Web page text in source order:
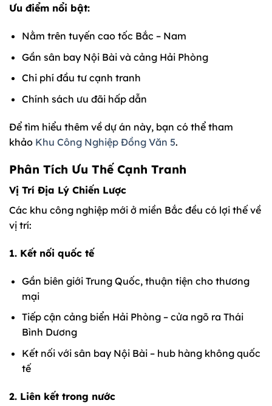
Ưu điểm nổi bật:
Nằm trên tuyến cao tốc Bắc – Nam
Gần sân bay Nội Bài và cảng Hải Phòng
Chi phí đầu tư cạnh tranh
Chính sách ưu đãi hấp dẫn
Để tìm hiểu thêm về dự án này, bạn có thể tham
khảo Khu Công Nghiệp Đồng Văn 5.
Phân Tích Ưu Thế Cạnh Tranh
Vị Trí Địa Lý Chiến Lược
Các khu công nghiệp mới ở miền Bắc đều có lợi thế về
vị trí:
1. Kết nối quốc tế
Gần biên giới Trung Quốc, thuận tiện cho thương
mại
Tiếp cận cảng biển Hải Phòng – cửa ngõ ra Thái
Bình Dương
Kết nối với sân bay Nội Bài – hub hàng không quốc
tế
2. Liên kết trong nước